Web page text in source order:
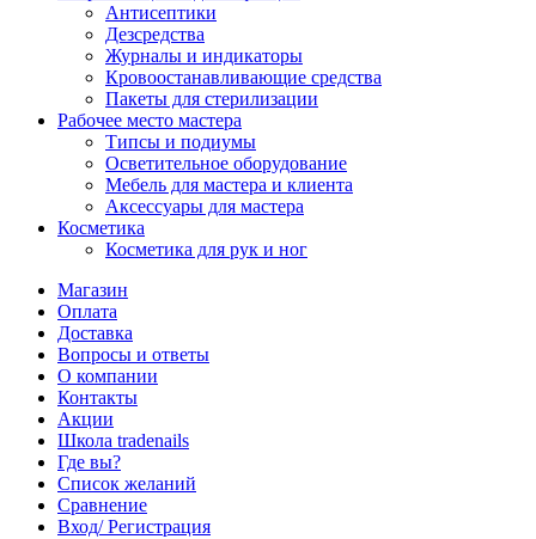
Антисептики
Дезсредства
Журналы и индикаторы
Кровоостанавливающие средства
Пакеты для стерилизации
Рабочее место мастера
Типсы и подиумы
Осветительное оборудование
Мебель для мастера и клиента
Аксессуары для мастера
Косметика
Косметика для рук и ног
Магазин
Оплата
Доставка
Вопросы и ответы
О компании
Контакты
Акции
Школа tradenails
Где вы?
Список желаний
Сравнение
Вход/ Регистрация